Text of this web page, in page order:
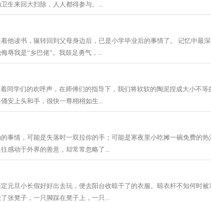
生来回大扫除，人人都得参与。...
他读书，辗转回到父母身边后，已是小学毕业后的事情了。 记忆中最
辱我是“乡巴佬”。我鼓足勇气，...
同学们的欢呼声，在师傅们的指导下，我们将软软的陶泥捏成大小不等
安上头和手，很快一尊栩栩如生...
事情，可能是失落时一双拉你的手；可能是寒夜里小吃摊一碗免费的
感动于外界的善意，却常常忽略了...
元旦小长假好好出去玩，便去阳台收晾干了的衣服。晾衣杆不知何时被
张凳子，一只脚踩在凳子上，一只...